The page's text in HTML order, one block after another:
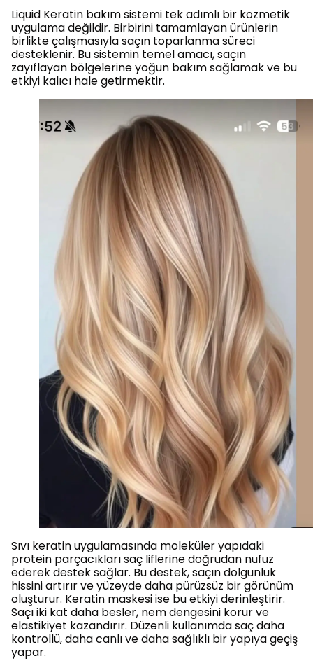
Liquid Keratin bakım sistemi tek adımlı bir kozmetik
uygulama değildir. Birbirini tamamlayan ürünlerin
birlikte çalışmasıyla saçın toparlanma süreci
desteklenir. Bu sistemin temel amacı, saçın
zayıflayan bölgelerine yoğun bakım sağlamak ve bu
etkiyi kalıcı hale getirmektir.
Sıvı keratin uygulamasında moleküler yapıdaki
protein parçacıkları saç liflerine doğrudan nüfuz
ederek destek sağlar. Bu destek, saçın dolgunluk
hissini artırır ve yüzeyde daha pürüzsüz bir görünüm
oluşturur. Keratin maskesi ise bu etkiyi derinleştirir.
Saçı iki kat daha besler, nem dengesini korur ve
elastikiyet kazandırır. Düzenli kullanımda saç daha
kontrollü, daha canlı ve daha sağlıklı bir yapıya geçiş
yapar.